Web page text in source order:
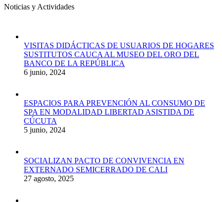
Noticias y Actividades
VISITAS DIDÁCTICAS DE USUARIOS DE HOGARES
SUSTITUTOS CAUCA AL MUSEO DEL ORO DEL
BANCO DE LA REPÚBLICA
6 junio, 2024
ESPACIOS PARA PREVENCIÓN AL CONSUMO DE
SPA EN MODALIDAD LIBERTAD ASISTIDA DE
CÚCUTA
5 junio, 2024
SOCIALIZAN PACTO DE CONVIVENCIA EN
EXTERNADO SEMICERRADO DE CALI
27 agosto, 2025